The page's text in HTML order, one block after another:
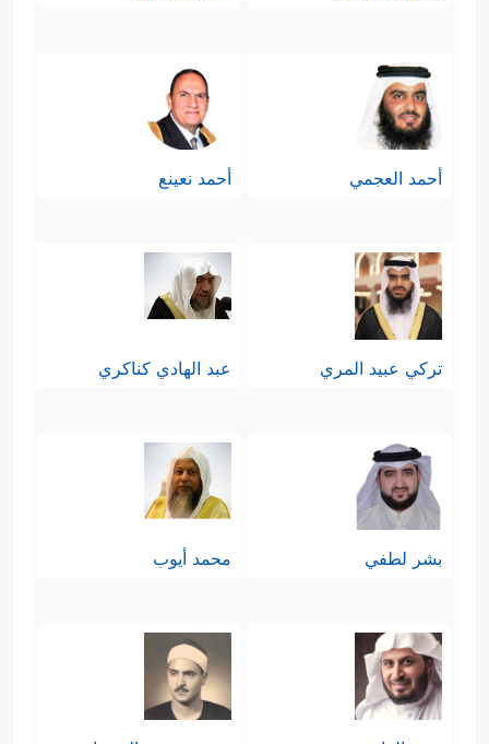
أحمد العجمي أحمد نعينع
تركي عبيد المري عبد الهادي كناكري
بشر لطفي محمد أيوب